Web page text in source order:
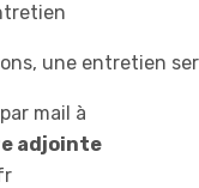
une entretien
mail à
adjointe